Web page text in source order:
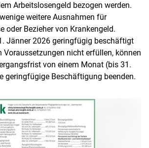
Arbeitslosengeld bezogen werden.
weitere Ausnahmen für
oder Bezieher von Krankengeld.
Jänner 2026 geringfügig beschäftigt
Voraussetzungen nicht erfüllen, können
von einem Monat (bis 31.
geringfügige Beschäftigung beenden.